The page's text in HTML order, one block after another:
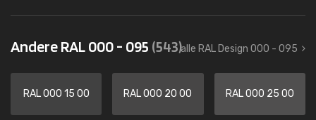
Andere RAL 000 - 095 (543)alle RAL Design 000 - 095
RAL 000 15 00 RAL 000 20 00 RAL 000 25 00